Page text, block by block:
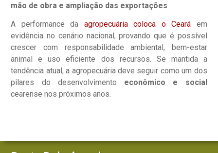
mão de obra e ampliação das exportações
A performance da agropecuária coloca o Ceará em
evidência no cenário nacional, provando que é possível
crescer com responsabilidade ambiental, bem-estar
animal e uso eficiente dos recursos. Se mantida a
tendência atual, a agropecuária deve seguir como um dos
pilares do desenvolvimento econômico e social
cearense nos próximos anos.